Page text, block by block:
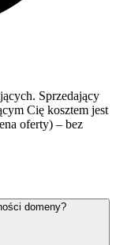
Sprzedający
Cię kosztem jest
oferty) – bez
domeny?